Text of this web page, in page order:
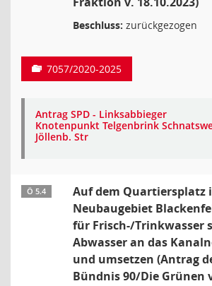
Beschluss: zurückgezogen
7057/2020-2025
Antrag SPD - Linksabbieger
Knotenpunkt Telgenbrink
Jöllenb. Str
Ö 5.4
Auf dem Quartiersplatz
Neubaugebiet
für Frisch-/Trinkwasser
Abwasser an das
und umsetzen (Antrag
Bündnis 90/Die Grünen